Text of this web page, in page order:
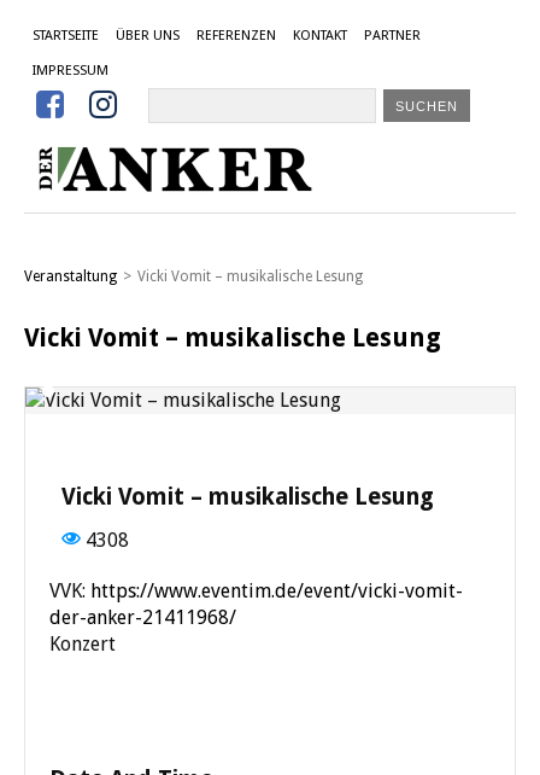
STARTSEITE ÜBER UNS REFERENZEN KONTAKT PARTNER
IMPRESSUM
 
Veranstaltung > Vicki Vomit – musikalische Lesung
Vicki Vomit – musikalische Lesung
Vicki Vomit – musikalische Lesung
4308
VVK: https://www.eventim.de/event/vicki-vomit-
der-anker-21411968/
Konzert